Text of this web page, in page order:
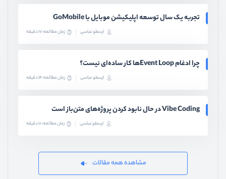
تجربه یک سال توسعه اپلیکیشن موبایل با GoMobile
ارسطو عباسی زمان مطالعه: 17 دقیقه
چرا ادغام Event Loopها کار ساده‌ای نیست؟
ارسطو عباسی زمان مطالعه: 14 دقیقه
Vibe Coding در حال نابود کردن پروژه‌های متن‌باز است
ارسطو عباسی زمان مطالعه: 10 دقیقه
مشاهده همه مقالات